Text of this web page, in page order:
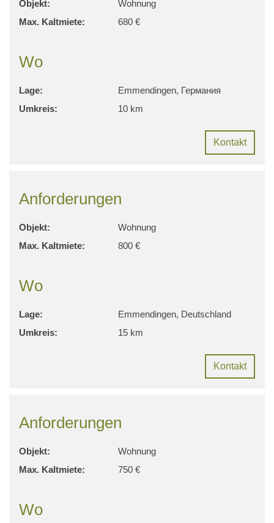
Objekt:
Wohnung
Max. Kaltmiete:
680 €
Wo
Lage:
Emmendingen, Германия
Umkreis:
10 km
Kontakt
Anforderungen
Objekt:
Wohnung
Max. Kaltmiete:
800 €
Wo
Lage:
Emmendingen, Deutschland
Umkreis:
15 km
Kontakt
Anforderungen
Objekt:
Wohnung
Max. Kaltmiete:
750 €
Wo